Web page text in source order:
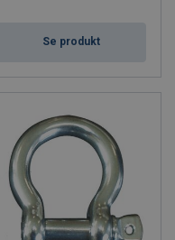
Se produkt